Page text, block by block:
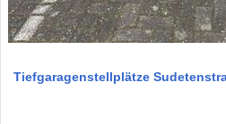
Tiefgaragenstellplätze